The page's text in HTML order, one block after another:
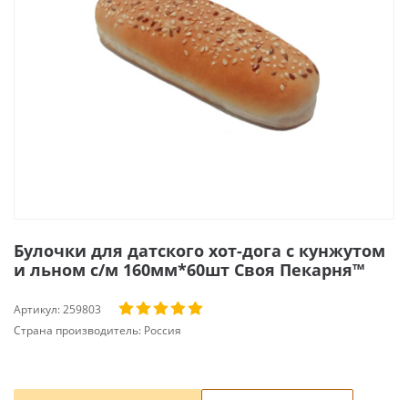
Булочки для датского хот-дога с кунжутом
и льном с/м 160мм*60шт Своя Пекарня™
Артикул:259803
Страна производитель: Россия